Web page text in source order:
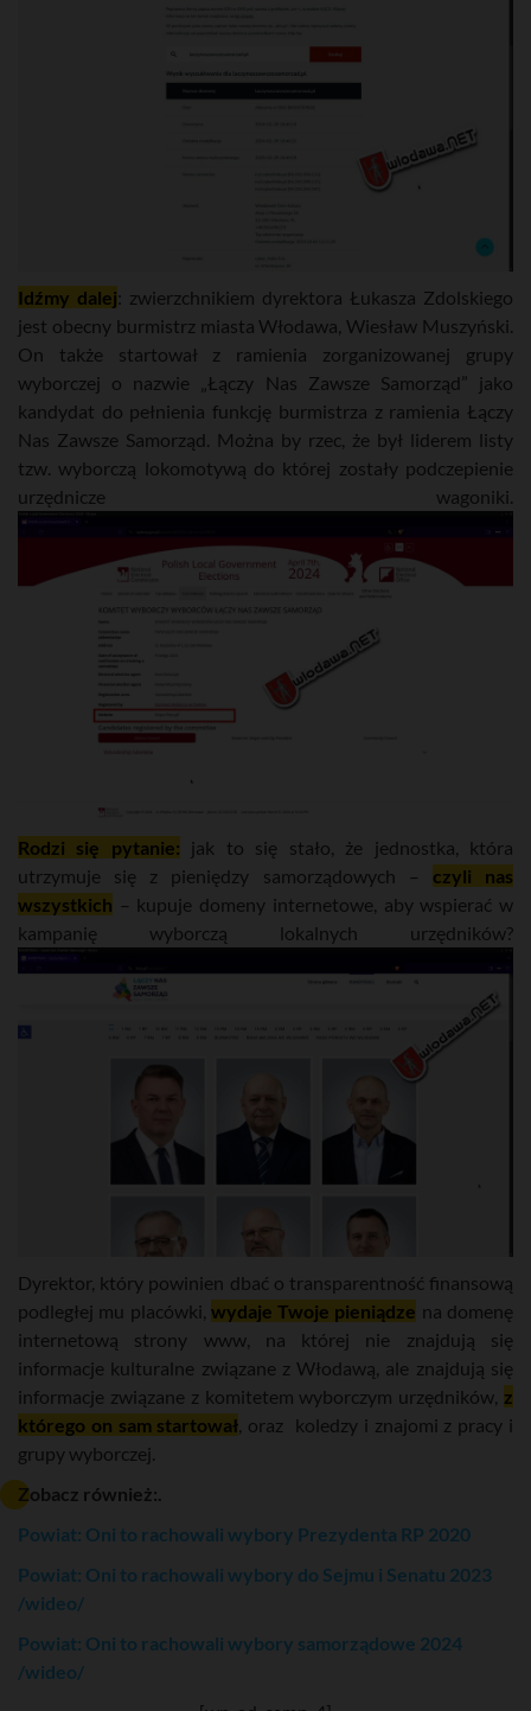
Idźmy dalej: zwierzchnikiem dyrektora Łukasza Zdolskiego
jest obecny burmistrz miasta Włodawa, Wiesław Muszyński.
On także startował z ramienia zorganizowanej grupy
wyborczej o nazwie „Łączy Nas Zawsze Samorząd” jako
kandydat do pełnienia funkcję burmistrza z ramienia Łączy
Nas Zawsze Samorząd. Można by rzec, że był liderem listy
tzw. wyborczą lokomotywą do której zostały podczepienie
urzędnicze wagoniki.
Rodzi się pytanie: jak to się stało, że jednostka, która
utrzymuje się z pieniędzy samorządowych – czyli nas
wszystkich – kupuje domeny internetowe, aby wspierać w
kampanię wyborczą lokalnych urzędników?
Dyrektor, który powinien dbać o transparentność finansową
podległej mu placówki, wydaje Twoje pieniądze na domenę
internetową strony www, na której nie znajdują się
informacje kulturalne związane z Włodawą, ale znajdują się
informacje związane z komitetem wyborczym urzędników, z
którego on sam startował , oraz koledzy i znajomi z pracy i
grupy wyborczej.
Zobacz również:.
Powiat: Oni to rachowali wybory Prezydenta RP 2020
Powiat: Oni to rachowali wybory do Sejmu i Senatu 2023
/wideo/
Powiat: Oni to rachowali wybory samorządowe 2024
/wideo/